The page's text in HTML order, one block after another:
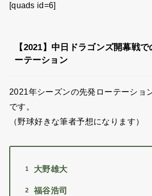
[quads id=6]
【2021】中日ドラゴンズ開幕戦
ーテーション
2021年シーズンの先発ローテーショ
です。
（野球好きな筆者予想になります）
大野雄大
福谷浩司